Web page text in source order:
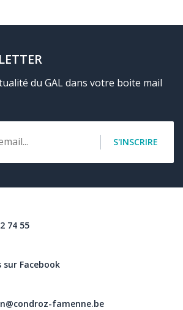
du GAL dans votre boite mail
S'INSCRIRE
74 55
sur Facebook
famenne.be